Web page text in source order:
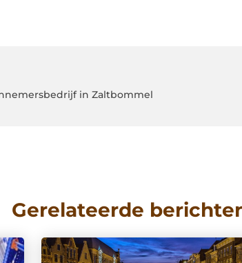
in Zaltbommel
Gerelateerde